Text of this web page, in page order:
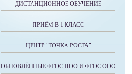
ДИСТАНЦИОННОЕ ОБУЧЕНИЕ
ПРИЁМ В 1 КЛАСС
ЦЕНТР "ТОЧКА РОСТА"
ОБНОВЛЁННЫЕ ФГОС НОО И ФГОС ООО